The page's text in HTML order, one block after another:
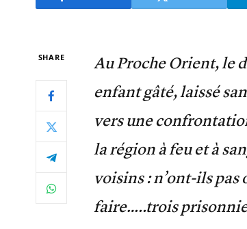
SHARE
Au Proche Orient, le
enfant gâté, laissé
vers une
la région à feu et à
voisins : n’ont-ils
faire…..trois